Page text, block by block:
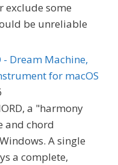
exclude some
be unreliable
- Dream Machine,
for macOS
a "harmony
and chord
A single
a complete,